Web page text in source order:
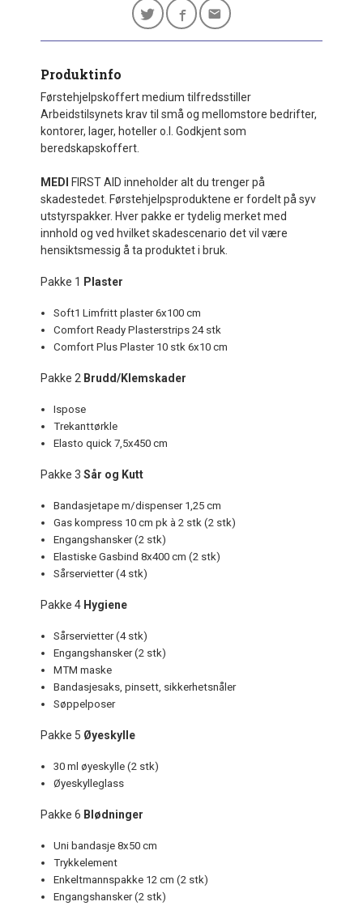
Produktinfo
Førstehjelpskoffert medium tilfredsstiller
Arbeidstilsynets krav til små og mellomstore bedrifter,
kontorer, lager, hoteller o.l. Godkjent som
beredskapskoffert.
MEDI FIRST AID inneholder alt du trenger på
skadestedet. Førstehjelpsproduktene er fordelt på syv
utstyrspakker. Hver pakke er tydelig merket med
innhold og ved hvilket skadescenario det vil være
hensiktsmessig å ta produktet i bruk.
Pakke 1 Plaster
Soft1 Limfritt plaster 6x100 cm
Comfort Ready Plasterstrips 24 stk
Comfort Plus Plaster 10 stk 6x10 cm
Pakke 2 Brudd/Klemskader
Ispose
Trekanttørkle
Elasto quick 7,5x450 cm
Pakke 3Sår og Kutt
Bandasjetape m/dispenser 1,25 cm
Gas kompress 10 cm pk à 2 stk (2 stk)
Engangshansker (2 stk)
Elastiske Gasbind 8x400 cm (2 stk)
Sårservietter (4 stk)
Pakke 4 Hygiene
Sårservietter (4 stk)
Engangshansker (2 stk)
MTM maske
Bandasjesaks, pinsett, sikkerhetsnåler
Søppelposer
Pakke 5 Øyeskylle
30 ml øyeskylle (2 stk)
Øyeskylleglass
Pakke 6 Blødninger
Uni bandasje 8x50 cm
Trykkelement
Enkeltmannspakke 12 cm (2 stk)
Engangshansker (2 stk)